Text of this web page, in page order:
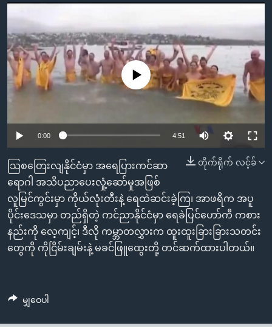
ကြည့်
ပင်မ
အ
ညွန်း
စာမျက်နှာ
ကျော်
ကြည့်
ရှာဖွေ
ရန်
နေရာ
သို့
ကျော်
ရန်
မကြေးမုံရဲ့ အင်္ဂလိပ်စာ
ရုပ်ရှင်ထဲက အင်္ဂလိပ်စာ
သုတပဒေသာ အင်္ဂလိပ်စာ
ရေဒီယို
တီဗွီ
ရေဒီယိုနှင့်ရုပ်သံ အချက်အလက်များ
ရေဒီယို/တီဗွီအစီအစဉ်
Learning English
ဗွီအိုအေ လူမှုကွန်ယက်များ
ဘာသာစကားများ
No media source currently available
0:00 4:51
တိုက်ရိုက် လင့်ခ်
သြစတြေးလျနိုင်ငံမှာ အရေပြားကင်ဆာ
ရောဂါ အသိပညာပေးလှုံ့ဆော်မှုအဖြစ်
လူမြင်ကွင်းမှာ ကိုယ်လုံးတီးနဲ့ ရေထဲဆင်းခဲ့ကြ၊ အာဖရိက အပူ
ပိုင်းဒေသမှာ တည်ရှိတဲ့ ကင်ညာနိုင်ငံမှာ ရေခဲပြင်ဟော်ကီ ကစား
နည်းကို လေ့ကျင့်၊ ဒီလို ကမ္ဘာတလွှားက ထူးထူးခြားခြားသတင်း
တွေကို ကိုငြိမ်းချမ်းနဲ့ မခင်ဖြူထွေးတို့ တင်ဆက်ထားပါတယ်။
မျှဝေပါ